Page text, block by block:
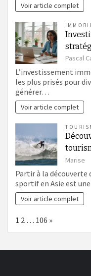
Voir article complet
Pascal
L’investissement
les plus prisés pour
générer…
Voir article complet
Marise
Partir à la
sportif en Asie est
Voir article complet
Page:
1 2 … 106 Next
»